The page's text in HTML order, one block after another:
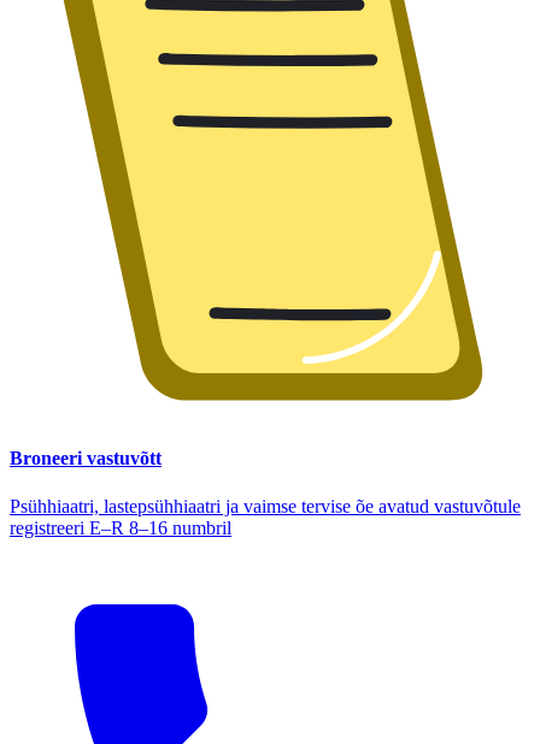
Broneeri vastuvõtt
Psühhiaatri, lastepsühhiaatri ja vaimse tervise õe avatud vastuvõtule
registreeri E–R 8–16 numbril